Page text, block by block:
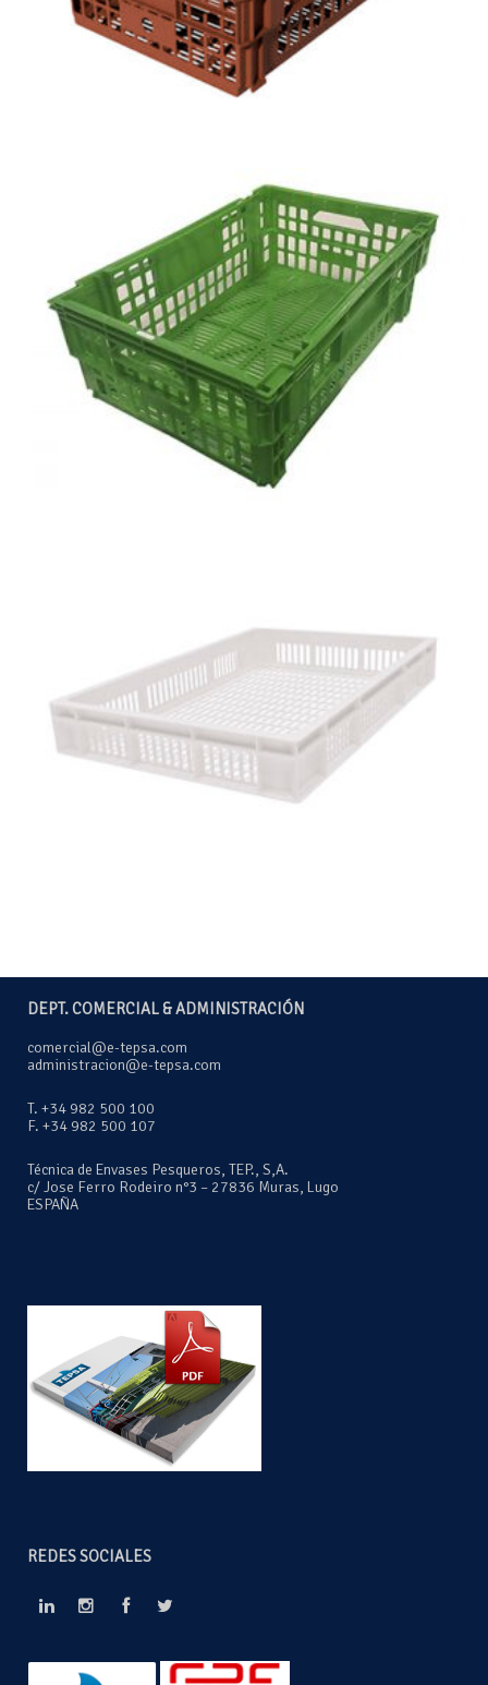
DEPT. COMERCIAL & ADMINISTRACIÓN
comercial@e-tepsa.com
administracion@e-tepsa.com
T. +34 982 500 100
F. +34 982 500 107
Técnica de Envases Pesqueros, TEP., S,A.
c/ Jose Ferro Rodeiro n°3 – 27836 Muras, Lugo
ESPAÑA
REDES SOCIALES